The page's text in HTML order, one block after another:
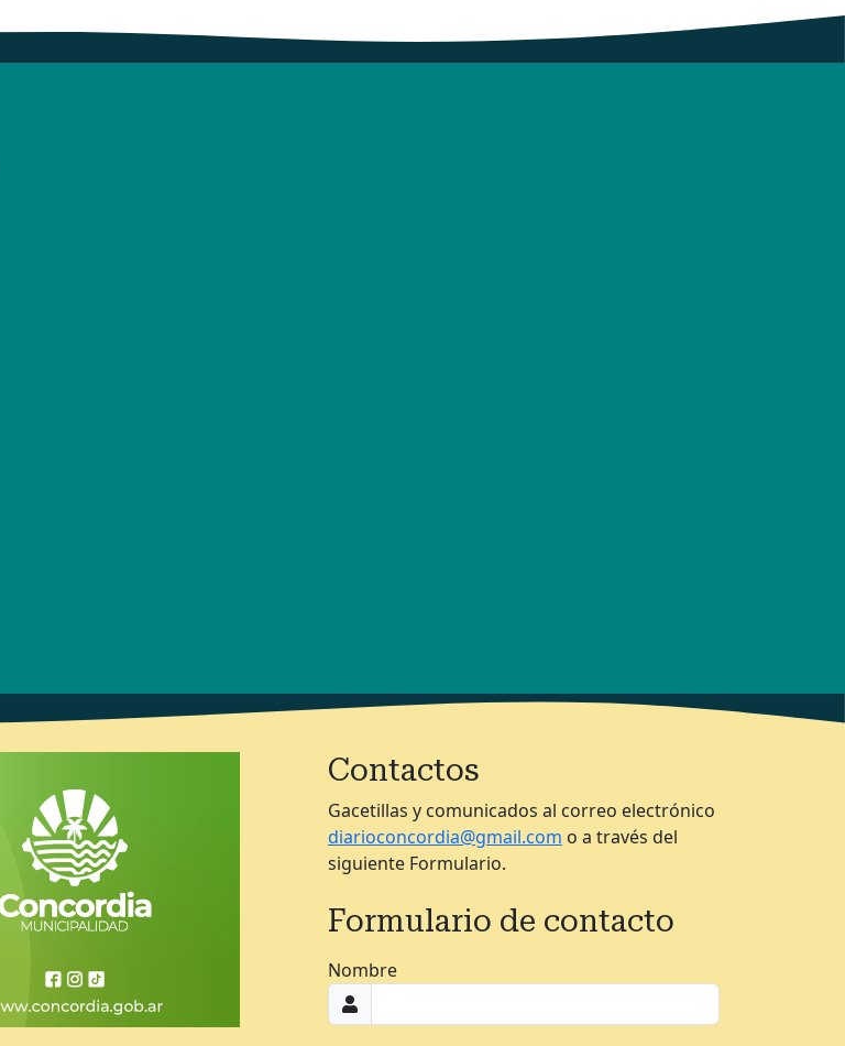
Contactos
Gacetillas y comunicados al correo electrónico
diarioconcordia@gmail.com o a través del
siguiente Formulario.
Formulario de contacto
Nombre